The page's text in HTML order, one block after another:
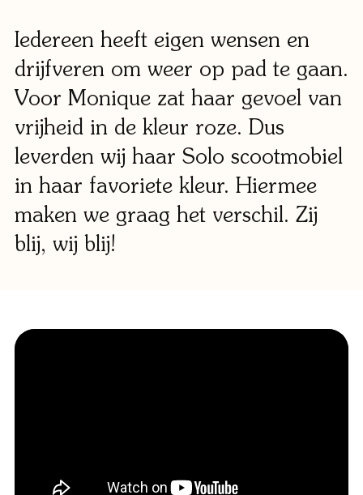
Winkels
Iedereen heeft eigen wensen en
drijfveren om weer op pad te gaan.
Voor Monique zat haar gevoel van
vrijheid in de kleur roze. Dus
leverden wij haar Solo scootmobiel
in haar favoriete kleur. Hiermee
maken we graag het verschil. Zij
blij, wij blij!